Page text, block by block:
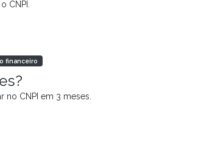
CNPI.
financeiro
no CNPI em 3 meses.